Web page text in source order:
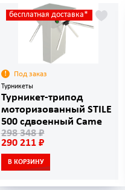
бесплатная доставка*
Под заказ
Турникеты
Турникет-трипод
моторизованный STILE
500 сдвоенный Came
298 348 ₽
290 211 ₽
В КОРЗИНУ